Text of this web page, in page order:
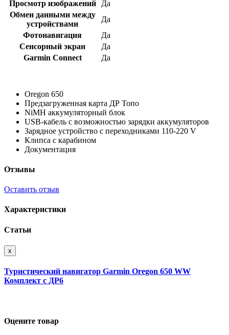
Просмотр изображений
Да
Обмен данными между
устройствами
Да
Фотонавигация
Да
Сенсорный экран
Да
Garmin Connect
Да
Oregon 650
Предзагруженная карта ДР Топо
NiMH аккумуляторный блок
USB-кабель с возможностью зарядки аккумуляторов
Зарядное устройство с переходниками 110-220 V
Клипса с карабином
Документация
Отзывы
Оставить отзыв
Характеристики
Статьи
x
Туристический навигатор Garmin Oregon 650 WW
Комплект с ДР6
Оцените товар